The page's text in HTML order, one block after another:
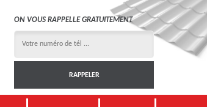
ON VOUS RAPPELLE GRATUITEMENT